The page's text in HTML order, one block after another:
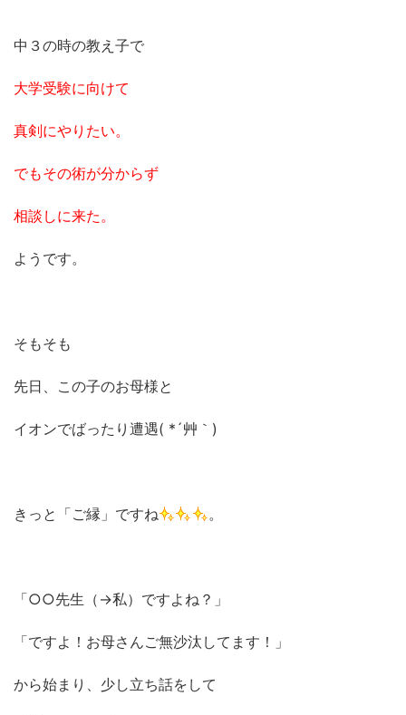
中３の時の教え子で
大学受験に向けて
真剣にやりたい。
でもその術が分からず
相談しに来た。
ようです。
そもそも
先日、この子のお母様と
イオンでばったり遭遇( *´艸｀)
きっと「ご縁」ですね 。
「○○先生（→私）ですよね？」
「ですよ！お母さんご無沙汰してます！」
から始まり、少し立ち話をして